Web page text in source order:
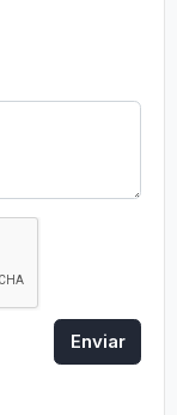
Enviar